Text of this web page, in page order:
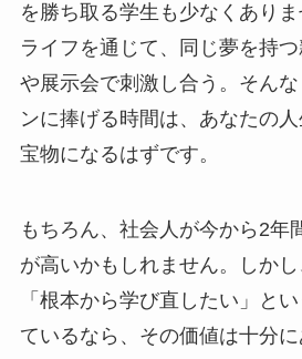
を勝ち取る学生も少なくあり
ライフを通じて、同じ夢を持
や展示会で刺激し合う。そん
ンに捧げる時間は、あなたの
宝物になるはずです。
もちろん、社会人が今から2年
が高いかもしれません。しか
「根本から学び直したい」と
ているなら、その価値は十分